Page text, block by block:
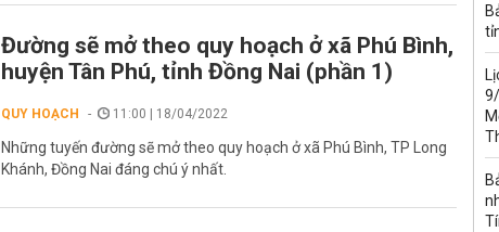
Đường sẽ mở theo quy hoạch ở xã Phú Bình,
huyện Tân Phú, tỉnh Đồng Nai (phần 1)
QUY HOẠCH 11:00 | 18/04/2022
Những tuyến đường sẽ mở theo quy hoạch ở xã Phú Bình, TP Long
Khánh, Đồng Nai đáng chú ý nhất.